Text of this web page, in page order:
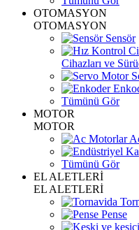
OTOMASYON
OTOMASYON
Sensör
Cihazları ve
Tümünü Gör
MOTOR
MOTOR
Tümünü Gör
EL ALETLERİ
EL ALETLERİ
Pense